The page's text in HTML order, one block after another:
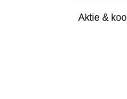
Aktie &